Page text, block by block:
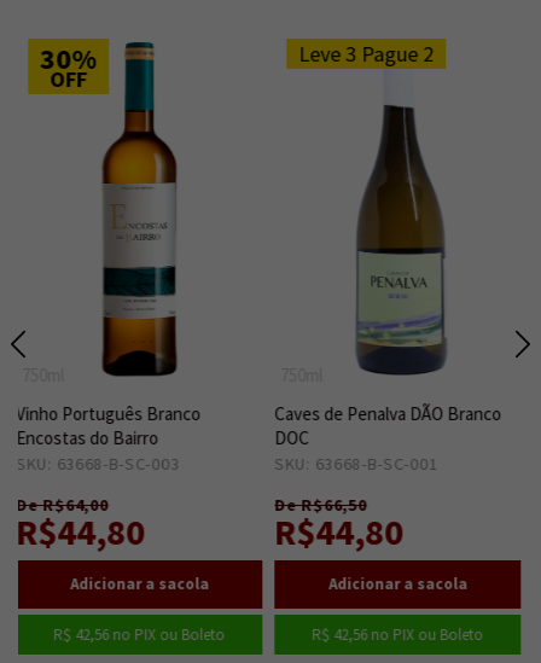
15
750ml
Leve 3 Pague 2
Caves de Penalva DÃO Branco
DOC
SKU: 63668-B-SC-001
28
De R$66,50
R$44,80
R$ 42,56no PIX ou Boleto
750ml
50%
OFF
Vinho Português
SKU: 63668-B-SU-019
De R$165,97
R$82,99
R$ 78,84no PIX ou